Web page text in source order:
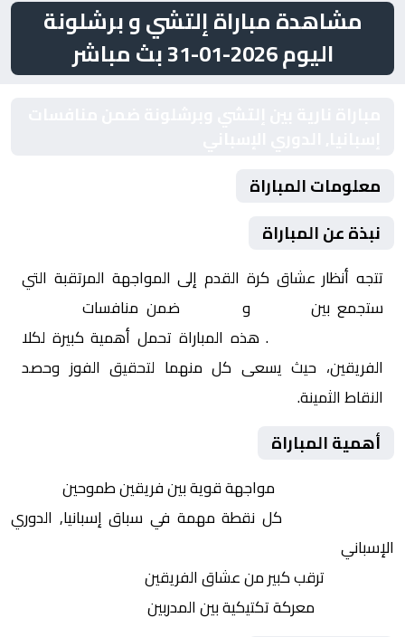
مشاهدة مباراة إلتشي و برشلونة
اليوم 2026-01-31 بث مباشر
معلومات المباراة
نبذة عن المباراة
تتجه أنظار عشاق كرة القدم إلى المواجهة المرتقبة التي
ستجمع بين
و ضمن منافسات
. هذه المباراة تحمل أهمية كبيرة لكلا
الفريقين، حيث يسعى كل منهما لتحقيق الفوز وحصد
النقاط الثمينة.
أهمية المباراة
مواجهة قوية بين فريقين طموحين
كل نقطة مهمة في سباق إسبانيا, الدوري
الإسباني
ترقب كبير من عشاق الفريقين
معركة تكتيكية بين المدربين